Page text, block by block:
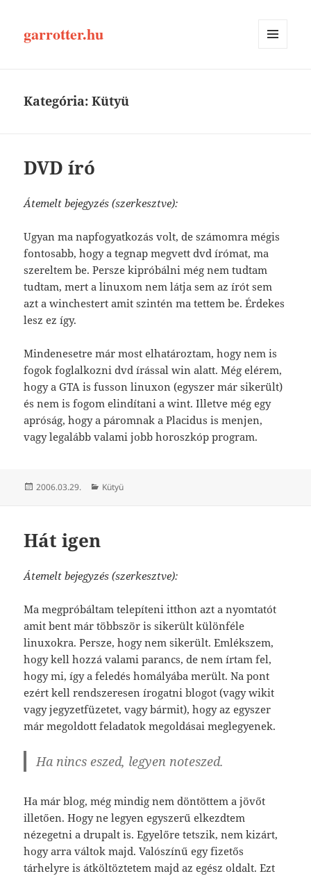
garrotter.hu
Kategória:Kütyü
DVD író
Átemelt bejegyzés (szerkesztve):
Ugyan ma napfogyatkozás volt, de számomra mégis
fontosabb, hogy a tegnap megvett dvd írómat, ma
szereltem be. Persze kipróbálni még nem tudtam
tudtam, mert a linuxom nem látja sem az írót sem
azt a winchestert amit szintén ma tettem be. Érdekes
lesz ez így.
Mindenesetre már most elhatároztam, hogy nem is
fogok foglalkozni dvd írással win alatt. Még elérem,
hogy a GTA is fusson linuxon (egyszer már sikerült)
és nem is fogom elindítani a wint. Illetve még egy
apróság, hogy a páromnak a Placidus is menjen,
vagy legalább valami jobb horoszkóp program.
Közzétéve
2006.03.29. Kategória
Kütyü
Hát igen
Átemelt bejegyzés (szerkesztve):
Ma megpróbáltam telepíteni itthon azt a nyomtatót
amit bent már többször is sikerült különféle
linuxokra. Persze, hogy nem sikerült. Emlékszem,
hogy kell hozzá valami parancs, de nem írtam fel,
hogy mi, így a feledés homályába merült. Na pont
ezért kell rendszeresen í­rogatni blogot (vagy wikit
vagy jegyzetfüzetet, vagy bármit), hogy az egyszer
már megoldott feladatok megoldásai meglegyenek.
Ha nincs eszed, legyen noteszed.
Ha már blog, még mindig nem döntöttem a jövőt
illetően. Hogy ne legyen egyszerű elkezdtem
nézegetni a drupalt is. Egyelőre tetszik, nem kizárt,
hogy arra váltok majd. Valószínű egy fizetős
tárhelyre is átköltöztetem majd az egész oldalt. Ezt